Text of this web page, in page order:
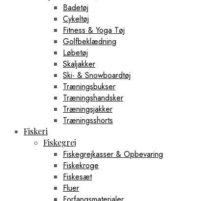
Badetøj
Cykeltøj
Fitness & Yoga Tøj
Golfbeklædning
Løbetøj
Skaljakker
Ski- & Snowboardtøj
Træningsbukser
Træningshandsker
Træningsjakker
Træningsshorts
Fiskeri
Fiskegrej
Fiskegrejkasser & Opbevaring
Fiskekroge
Fiskesæt
Fluer